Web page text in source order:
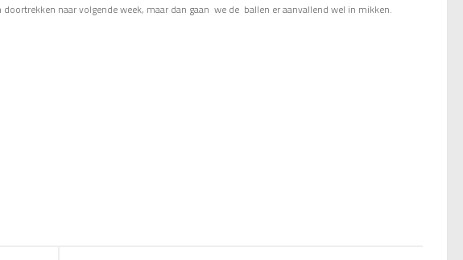
naar volgende week, maar dan gaan we de ballen er aanvallend wel in mikken.